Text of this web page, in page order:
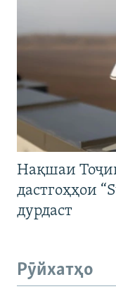
Нақшаи
дастгоҳҳои
дурдаст
Рӯйхатҳо